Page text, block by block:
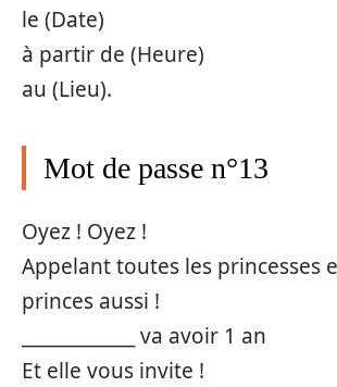
le (Date)
à partir de (Heure)
au (Lieu).
Mot de passe n°13
Oyez ! Oyez !
Appelant toutes les princesses
princes aussi !
_____________ va avoir 1 an
Et elle vous invite !